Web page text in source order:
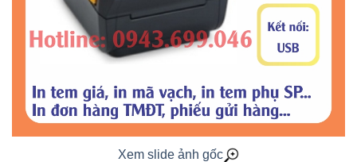
Xem slide ảnh gốc